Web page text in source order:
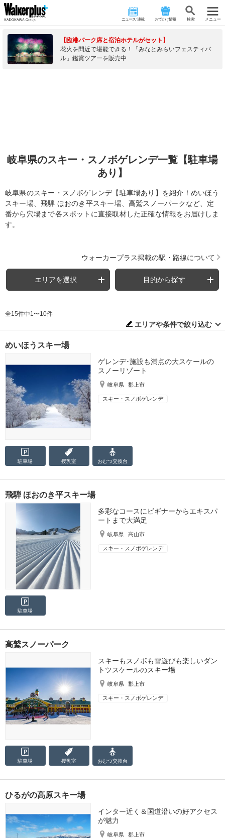
ニュース･連載 おでかけ情報 検 索 メニュー
【臨港パーク席と宿泊ホテルがセット】
花火を間近で堪能できる！「みなとみらいフェスティバ
ル」鑑賞ツアーを販売中
岐阜県のスキー・スノボゲレンデ一覧【駐車場
あり】
岐阜県のスキー・スノボゲレンデ【駐車場あり】を紹介！めいほう
スキー場、飛騨 ほおのき平スキー場、高鷲スノーパークなど、定
番から穴場まで各スポットに直接取材した正確な情報をお届けしま
す。
ウォーカープラス掲載の駅・路線について
エリアを選択 目的から探す
全15件中1〜10件
エリアや条件で絞り込む
めいほうスキー場
ゲレンデ･施設も満点の大スケールの
スノーリゾート
岐阜県 郡上市
スキー・スノボゲレンデ
駐車場 授乳室 おむつ交換台
飛騨 ほおのき平スキー場
多彩なコースにビギナーからエキスパ
ートまで大満足
岐阜県 高山市
スキー・スノボゲレンデ
駐車場
高鷲スノーパーク
スキーもスノボも雪遊びも楽しいダン
トツスケールのスキー場
岐阜県 郡上市
スキー・スノボゲレンデ
駐車場 授乳室 おむつ交換台
ひるがの高原スキー場
インター近く＆国道沿いの好アクセス
が魅力
岐阜県 郡上市